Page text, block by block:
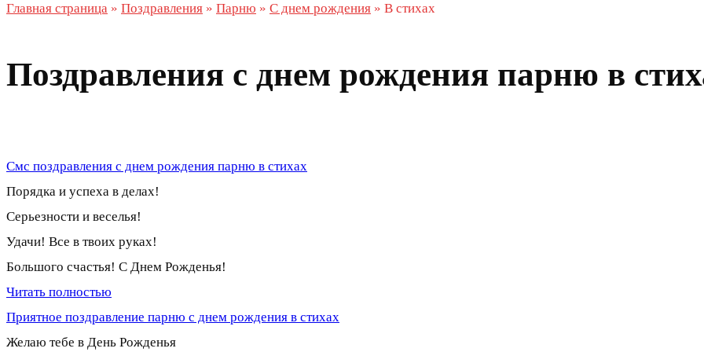
Главная страница » Поздравления » Парню » С днем рождения » В стихах
Поздравления с днем рождения парню в
Смс поздравления с днем рождения парню в стихах
Порядка и успеха в делах!
Серьезности и веселья!
Удачи! Все в твоих руках!
Большого счастья! С Днем Рожденья!
Читать полностью
Приятное поздравление парню с днем рождения в стихах
Желаю тебе в День Рожденья